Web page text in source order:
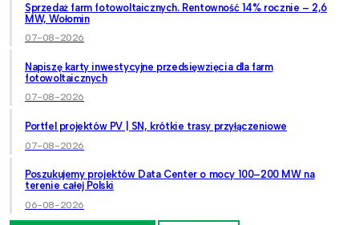
Sprzedaż farm fotowoltaicznych. Rentowność 14% rocznie – 2,6
MW, Wołomin
07-08-2026
Napiszę karty inwestycyjne przedsięwzięcia dla farm
fotowoltaicznych
07-08-2026
Portfel projektów PV | SN, krótkie trasy przyłączeniowe
07-08-2026
Poszukujemy projektów Data Center o mocy 100–200 MW na
terenie całej Polski
06-08-2026